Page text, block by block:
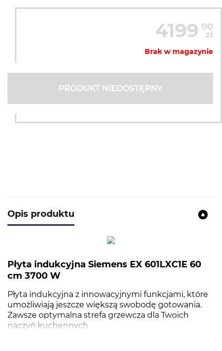
4199 00
zł
Brak w magazynie
PRODUKT NIEDOSTĘPNY
Opis produktu
Płyta indukcyjna Siemens EX 601LXC1E 60
cm 3700 W
Płyta indukcyjna z innowacyjnymi funkcjami, które
umożliwiają jeszcze większą swobodę gotowania.
Zawsze optymalna strefa grzewcza dla Twoich
naczyń kuchennych